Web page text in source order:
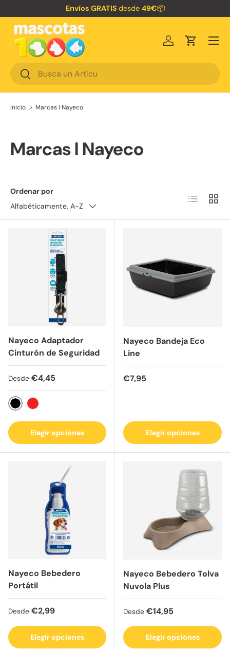
Envíos GRATIS desde 49€📦
Buscar
Buscar
Iniciar sesión
Carrito
Menú
Inicio Marcas l Nayeco
Marcas l Nayeco
Ordenar por
Alfabéticamente, A-Z
Lista
Nayeco Adaptador
Cinturón de Seguridad
Precio normal
Desde €4,45
NegroRojo
Elegir opciones
Nayeco Bandeja Eco
Line
Precio normal
€7,95
Elegir opciones
Nayeco Bebedero
Portátil
Precio normal
Desde €2,99
Elegir opciones
Nayeco Bebedero Tolva
Nuvola Plus
Precio normal
Desde €14,95
Elegir opciones